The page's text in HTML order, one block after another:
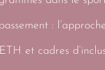
:
et cadres